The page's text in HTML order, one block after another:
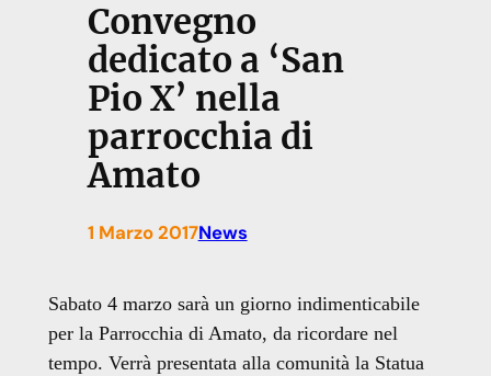
Convegno
dedicato a ‘San
Pio X’ nella
parrocchia di
Amato
1 Marzo 2017News
Sabato 4 marzo sarà un giorno indimenticabile
per la Parrocchia di Amato, da ricordare nel
tempo. Verrà presentata alla comunità la Statua